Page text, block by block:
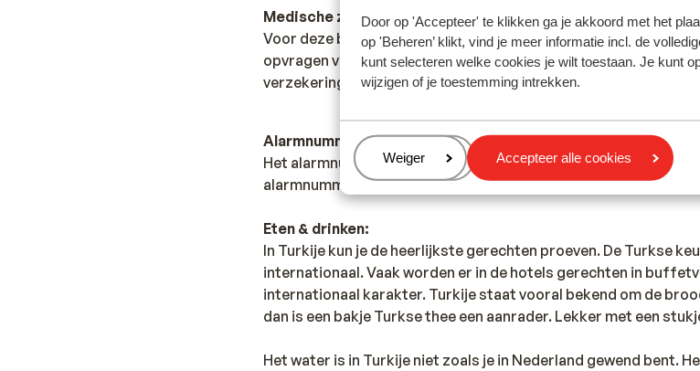
Door op 'Accepteer' te klikken ga je akkoord met het
op 'Beheren’ klikt, vind je meer informatie incl. de
kunt selecteren welke cookies je wilt toestaan. Je kunt
wijzigen of je toestemming intrekken.
Beheren
Weiger Accepteer alle cookies
Medische zorg in het buitenland
Voor deze bestemming heb je, in geval van medische zorg, een
opvragen via jouw verzekering. De EHIC-pas (staat vermeld op
verzekeringspas) is op deze bestemming niet geldig.
Alarmnummer:
Het alarmnummer in Turkije voor de politie is 155. Voor de
alarmnummer van de brandweer is 110.
Eten & drinken:
In Turkije kun je de heerlijkste gerechten proeven. De Turkse
internationaal. Vaak worden er in de hotels gerechten in
internationaal karakter. Turkije staat vooral bekend om de
dan is een bakje Turkse thee een aanrader. Lekker met een
Het water is in Turkije niet zoals je in Nederland gewend bent.